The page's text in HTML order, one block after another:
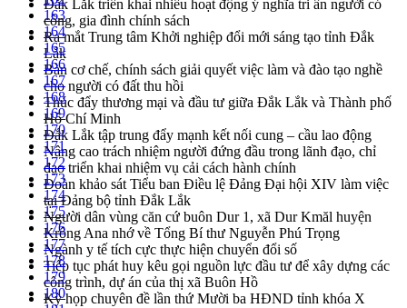
Đắk Lắk triển khai nhiều hoạt động ý nghĩa tri ân người có
công, gia đình chính sách
Ra mắt Trung tâm Khởi nghiệp đổi mới sáng tạo tỉnh Đắk
Lắk
Bàn cơ chế, chính sách giải quyết việc làm và đào tạo nghề
cho người có đất thu hồi
Thúc đẩy thương mại và đầu tư giữa Đắk Lắk và Thành phố
Hồ Chí Minh
Đắk Lắk tập trung đẩy mạnh kết nối cung – cầu lao động
Nâng cao trách nhiệm người đứng đầu trong lãnh đạo, chỉ
đạo triển khai nhiệm vụ cải cách hành chính
Đoàn khảo sát Tiểu ban Điều lệ Đảng Đại hội XIV làm việc
tại Đảng bộ tỉnh Đắk Lắk
Người dân vùng căn cứ buôn Dur 1, xã Dur Kmăl huyện
Krông Ana nhớ về Tổng Bí thư Nguyễn Phú Trọng
Ngành y tế tích cực thực hiện chuyển đổi số
Tiếp tục phát huy kêu gọi nguồn lực đầu tư để xây dựng các
công trình, dự án của thị xã Buôn Hồ
Kỳ họp chuyên đề lần thứ Mười ba HĐND tỉnh khóa X
163
164
165
166
167
168
169
170
171
172
173
174
175
176
177
178
179
180